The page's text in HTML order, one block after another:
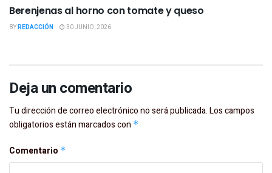
Berenjenas al horno con tomate y queso
BYREDACCIÓN 30 JUNIO, 2026
Deja un comentario
Tu dirección de correo electrónico no será publicada.Los campos
obligatorios están marcados con *
Comentario *